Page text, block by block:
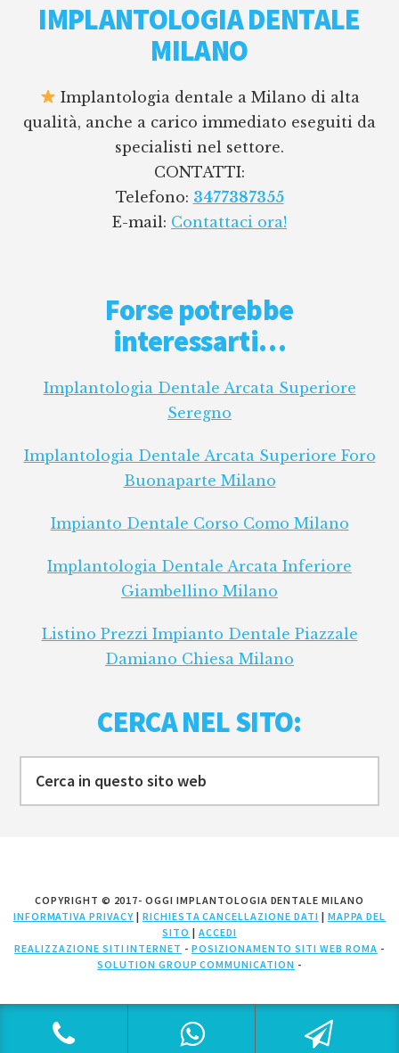
IMPLANTOLOGIA DENTALE
MILANO
Implantologia dentale a Milano di alta
qualità, anche a carico immediato eseguiti da
specialisti nel settore.
CONTATTI:
Telefono: 3477387355
E-mail: Contattaci ora!
Forse potrebbe
interessarti…
Implantologia Dentale Arcata Superiore
Seregno
Implantologia Dentale Arcata Superiore Foro
Buonaparte Milano
Impianto Dentale Corso Como Milano
Implantologia Dentale Arcata Inferiore
Giambellino Milano
Listino Prezzi Impianto Dentale Piazzale
Damiano Chiesa Milano
CERCA NEL SITO:
COPYRIGHT © 2017- OGGI IMPLANTOLOGIA DENTALE MILANO
INFORMATIVA PRIVACY| RICHIESTA CANCELLAZIONE DATI | MAPPA DEL
SITO | ACCEDI
REALIZZAZIONE SITI INTERNET - POSIZIONAMENTO SITI WEB ROMA -
SOLUTION GROUP COMMUNICATION -